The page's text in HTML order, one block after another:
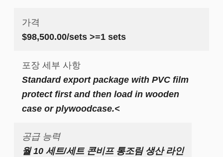
가격
$98,500.00/sets >=1 sets
포장 세부 사항
Standard export package with PVC film
protect first and then load in wooden
case or plywoodcase.<
공급 능력
월 10 세트/세트 콘비프 통조림 생산 라인